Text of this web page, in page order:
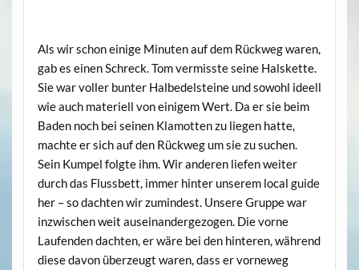
Als wir schon einige Minuten auf dem Rückweg waren,
gab es einen Schreck. Tom vermisste seine Halskette.
Sie war voller bunter Halbedelsteine und sowohl ideell
wie auch materiell von einigem Wert. Da er sie beim
Baden noch bei seinen Klamotten zu liegen hatte,
machte er sich auf den Rückweg um sie zu suchen.
Sein Kumpel folgte ihm. Wir anderen liefen weiter
durch das Flussbett, immer hinter unserem local guide
her – so dachten wir zumindest. Unsere Gruppe war
inzwischen weit auseinandergezogen. Die vorne
Laufenden dachten, er wäre bei den hinteren, während
diese davon überzeugt waren, dass er vorneweg